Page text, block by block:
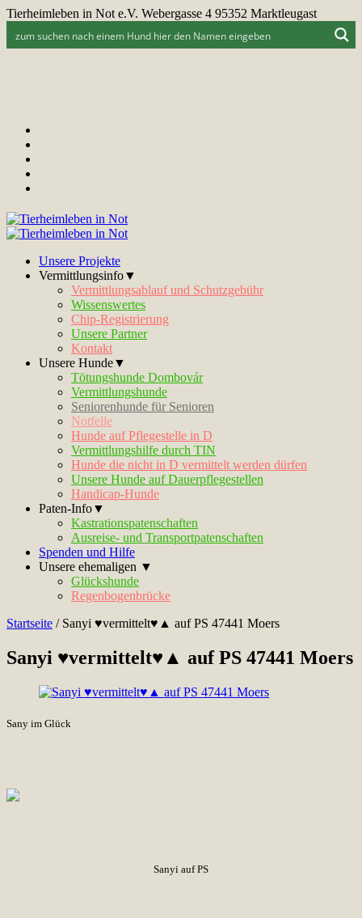
Tierheimleben in Not e.V. Webergasse 4 95352 Marktleugast
Unsere Projekte
Vermittlungsinfo▼
Vermittlungsablauf und Schutzgebühr
Wissenswertes
Chip-Registrierung
Unsere Partner
Kontakt
Unsere Hunde▼
Tötungshunde Dombovár
Vermittlungshunde
Seniorenhunde für Senioren
Notfelle
Hunde auf Pflegestelle in D
Vermittlungshilfe durch TIN
Hunde die nicht in D vermittelt werden dürfen
Unsere Hunde auf Dauerpflegestellen
Handicap-Hunde
Paten-Info▼
Kastrationspatenschaften
Ausreise- und Transportpatenschaften
Spenden und Hilfe
Unsere ehemaligen ▼
Glückshunde
Regenbogenbrücke
Startseite / Sanyi ♥vermittelt♥▲ auf PS 47441 Moers
Sanyi ♥vermittelt♥▲ auf PS 47441 Moers
Sany im Glück
Sanyi auf PS